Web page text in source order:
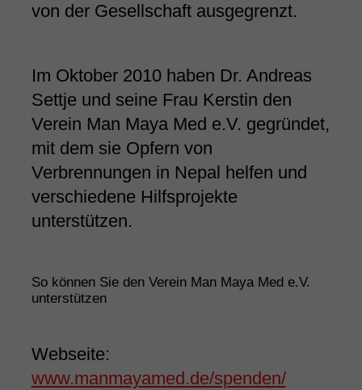
von der Gesellschaft ausgegrenzt.
Im Oktober 2010 haben Dr. Andreas
Settje und seine Frau Kerstin den
Verein Man Maya Med e.V. gegründet,
mit dem sie Opfern von
Verbrennungen in Nepal helfen und
verschiedene Hilfsprojekte
unterstützen.
So können Sie den Verein Man Maya Med e.V.
unterstützen
Webseite:
www.manmayamed.de/spenden/